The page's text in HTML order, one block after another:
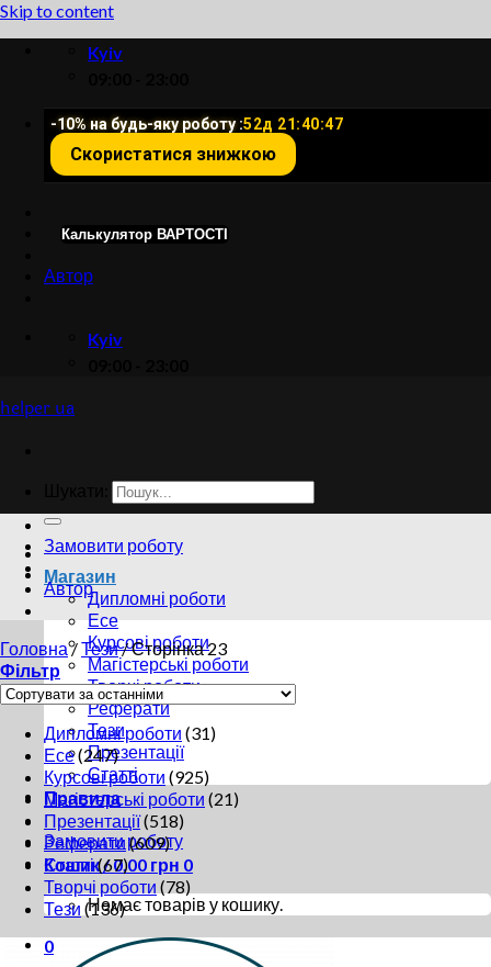
Skip to content
Kyiv
-10% на будь-яку роботу :52д 21:40:47
Скористатися знижкою
Калькулятор ВАРТОСТІ
Автор
Kyiv
helper ua
Магазин
Дипломні роботи
Есе
Курсові роботи
Магістерські роботи
Творчі роботи
Реферати
Тези
Презентації
Статті
Правила
Замовити роботу
Кошик /0.00 грн 0
Немає товарів у кошику.
0
Замовити роботу
Автор
Головна /Тези/Сторінка 23
Фільтр
Дипломні роботи (31)
Есе(247)
Курсові роботи (925)
Магістерські роботи (21)
Презентації(518)
Реферати (609)
Статті(67)
Творчі роботи (78)
Тези (136)